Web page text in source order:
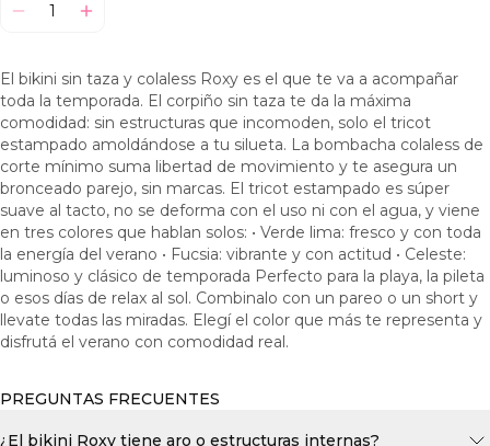
1
El bikini sin taza y colaless Roxy es el que te va a acompañar
toda la temporada. El corpiño sin taza te da la máxima
comodidad: sin estructuras que incomoden, solo el tricot
estampado amoldándose a tu silueta. La bombacha colaless de
corte mínimo suma libertad de movimiento y te asegura un
bronceado parejo, sin marcas. El tricot estampado es súper
suave al tacto, no se deforma con el uso ni con el agua, y viene
en tres colores que hablan solos: • Verde lima: fresco y con toda
la energía del verano • Fucsia: vibrante y con actitud • Celeste:
luminoso y clásico de temporada Perfecto para la playa, la pileta
o esos días de relax al sol. Combinalo con un pareo o un short y
llevate todas las miradas. Elegí el color que más te representa y
disfrutá el verano con comodidad real.
PREGUNTAS FRECUENTES
¿El bikini Roxy tiene aro o estructuras internas?